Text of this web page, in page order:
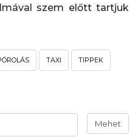
szem előtt tartjuk
TAXI TIPPEK
Mehet